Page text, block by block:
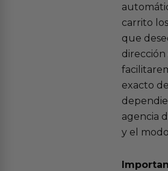
carrito
que
dirección
exacto
agencia
y el